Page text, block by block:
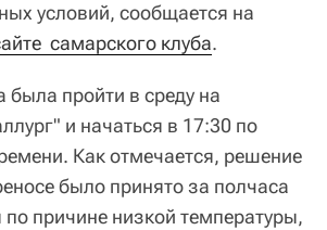
условий, сообщается на
самарского клуба.
была пройти в среду на
и начаться в 17:30 по
Как отмечается, решение
было принято за полчаса
причине низкой температуры,